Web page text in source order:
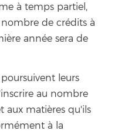
à temps partiel,
de crédits à
année sera de
leurs
au nombre
aux matières qu'ils
à la